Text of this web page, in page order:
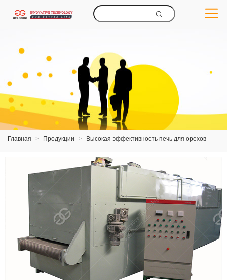
Главная > Продукции > Высокая эффективность печь для орехов